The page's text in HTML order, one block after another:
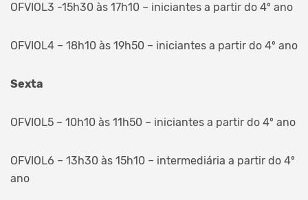
OFVIOL3 -15h30 às 17h10 – iniciantes a partir do 4º ano
OFVIOL4 – 18h10 às 19h50 – iniciantes a partir do 4º ano
Sexta
OFVIOL5 – 10h10 às 11h50 – iniciantes a partir do 4º ano
OFVIOL6 – 13h30 às 15h10 – intermediária a partir do 4º
ano